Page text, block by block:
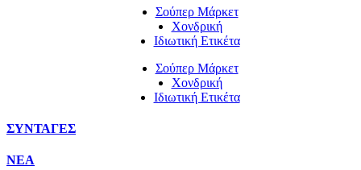
Σούπερ Μάρκετ
Χονδρική
Ιδιωτική Ετικέτα
Σούπερ Μάρκετ
Χονδρική
Ιδιωτική Ετικέτα
ΣΥΝΤΑΓΕΣ
NEA